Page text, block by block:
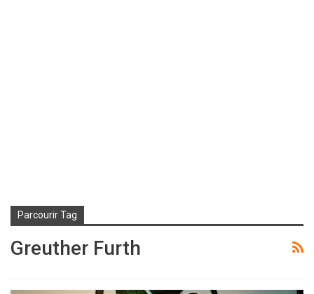
Parcourir Tag
Greuther Furth